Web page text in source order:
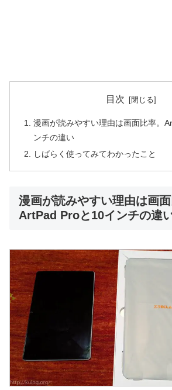
目次
漫画が読みやすい理由は画面比率。
ンチの違い
しばらく使ってみてわかったこと
漫画が読みやすい理由は画面
ArtPad Proと10インチの違